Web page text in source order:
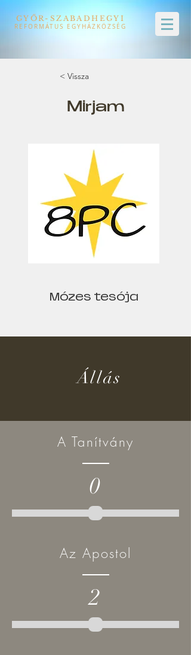
GYŐR-SZABADHEGYI
REFORMÁTUS EGYHÁZKÖZSÉG
< Vissza
Mirjam
Mózes tesója
Állás
A Tanítvány
0
Az Apostol
2